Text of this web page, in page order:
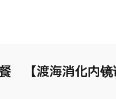
【渡海消化内镜